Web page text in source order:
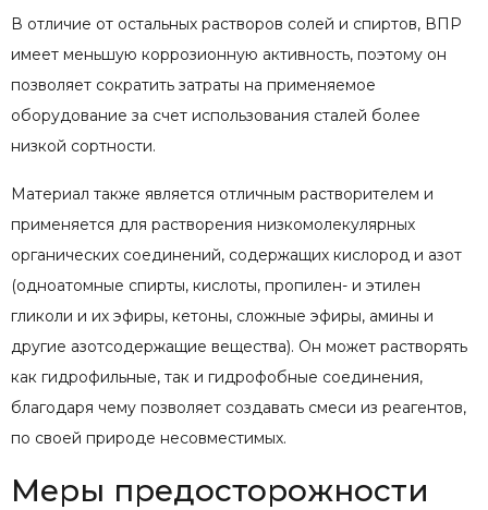
В отличие от остальных растворов солей и спиртов, ВПР
имеет меньшую коррозионную активность, поэтому он
позволяет сократить затраты на применяемое
оборудование за счет использования сталей более
низкой сортности.
Материал также является отличным растворителем и
применяется для растворения низкомолекулярных
органических соединений, содержащих кислород и азот
(одноатомные спирты, кислоты, пропилен- и этилен
гликоли и их эфиры, кетоны, сложные эфиры, амины и
другие азотсодержащие вещества). Он может растворять
как гидрофильные, так и гидрофобные соединения,
благодаря чему позволяет создавать смеси из реагентов,
по своей природе несовместимых.
Меры предосторожности